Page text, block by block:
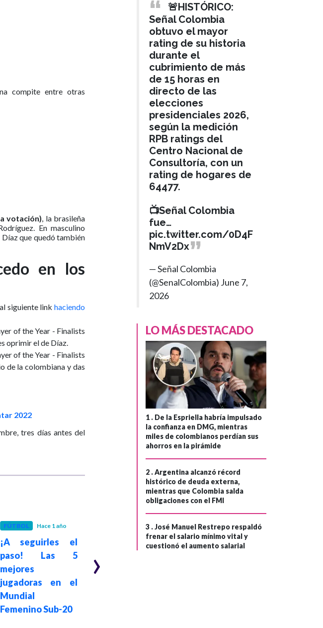
compite entre otras
votación), la brasileña
En masculino
que quedó también
en los
siguiente link haciendo
of the Year - Finalists
oprimir el de Díaz.
of the Year - Finalists
de la colombiana y das
2022
tres días antes del
FÚTBOL Hace 1 año
¡A seguirles el
paso! Las 5
mejores
jugadoras en el
Mundial
Femenino Sub-20
FÚTBOL Hace 1 año
Triunfo de
›
🚨HISTÓRICO:
Señal Colombia
obtuvo el mayor
rating de su historia
durante el
cubrimiento de más
de 15 horas en
directo de las
elecciones
presidenciales 2026,
según la medición
RPB ratings del
Centro Nacional de
Consultoría, con un
rating de hogares de
64477.
📺Señal Colombia
fue…
pic.twitter.com/0D4F
NmV2Dx
— Señal Colombia
(@SenalColombia) June 7,
2026
LO MÁS DESTACADO
1 . De la Espriella habría impulsado
la confianza en DMG, mientras
miles de colombianos perdían sus
ahorros en la pirámide
2 .Argentina alcanzó récord
histórico de deuda externa,
mientras que Colombia salda
obligaciones con el FMI
3 .José Manuel Restrepo respaldó
frenar el salario mínimo vital y
cuestionó el aumento salarial